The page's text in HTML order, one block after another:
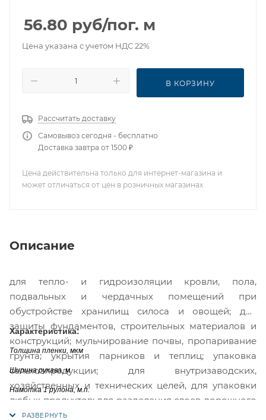
56.80 руб/пог. м
Цена указана с учетом НДС 22%
В КОРЗИНУ
Рассчитать доставку
Самовывоз сегодня - бесплатно
Доставка завтра от 1500 ₽
Цена действительна только для интернет-магазина и
может отличаться от цен в розничных магазинах
Описание
для тепло- и гидроизоляции кровли, пола,
подвальных и чердачных помещений при
обустройстве хранилищ силоса и овощей; для
защиты фундаментов, строительных материалов и
конструкций; мульчирование почвы, пропаривание
грунта; укрытия парников и теплиц; упаковка
сельхозпродукции; для внутризаводских,
хозяйственных и технических целей, для упаковки
любых продуктов; для разделения слоев дорожного
полотна; для кровельных работ; для гидрозащиты и
Характеристика:
Толщина пленки, мкм
Ширина рукава, м
Намотка 1 рулона, м.п.